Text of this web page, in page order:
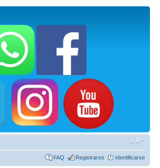
FAQ Registrarse Identificarse